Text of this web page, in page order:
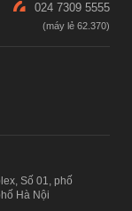
024 7309 5555
Số 01, phố
Hà Nội